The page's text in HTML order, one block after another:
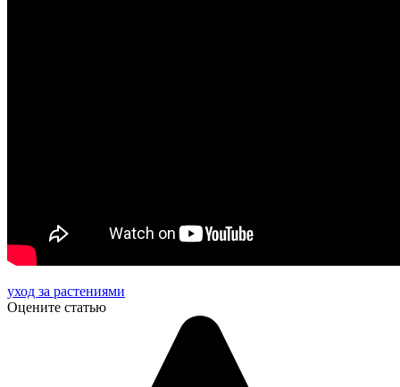
уход за растениями
Оцените статью